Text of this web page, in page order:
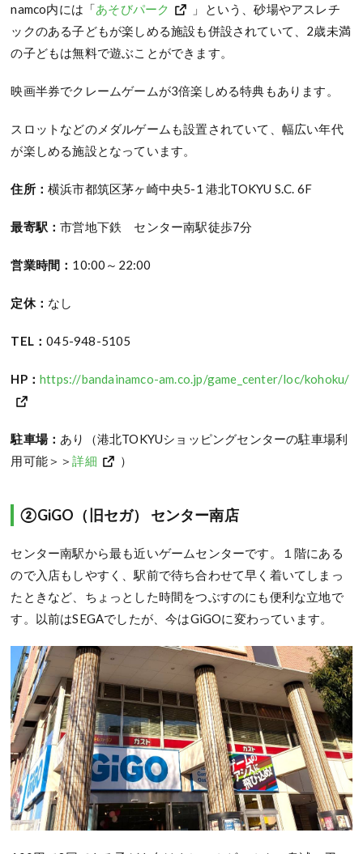
namco内には「あそびパーク
」という、砂場やアスレチ
ックのある子どもが楽しめる施設も併設されていて、2歳未満
の子どもは無料で遊ぶことができます。
映画半券でクレームゲームが3倍楽しめる特典もあります。
スロットなどのメダルゲームも設置されていて、幅広い年代
が楽しめる施設となっています。
住所：横浜市都筑区茅ヶ崎中央5-1 港北TOKYU S.C. 6F
最寄駅：市営地下鉄 センター南駅徒歩7分
営業時間： 10:00～22:00
定休： なし
TEL：045-948-5105
HP：https://bandainamco-am.co.jp/game_center/loc/kohoku/
駐車場： あり（港北TOKYUショッピングセンターの駐車場利
用可能＞＞詳細 ）
②GiGO（旧セガ） センター南店
センター南駅から最も近いゲームセンターです。１階にある
ので入店もしやすく、駅前で待ち合わせて早く着いてしまっ
たときなど、ちょっとした時間をつぶすのにも便利な立地で
す。以前はSEGAでしたが、今はGiGOに変わっています。